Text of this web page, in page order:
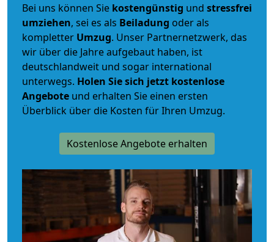
Bei uns können Sie kostengünstig und stressfrei
umziehen, sei es als Beiladung oder als
kompletter Umzug. Unser Partnernetzwerk, das
wir über die Jahre aufgebaut haben, ist
deutschlandweit und sogar international
unterwegs. Holen Sie sich jetzt kostenlose
Angebote und erhalten Sie einen ersten
Überblick über die Kosten für Ihren Umzug.
Kostenlose Angebote erhalten